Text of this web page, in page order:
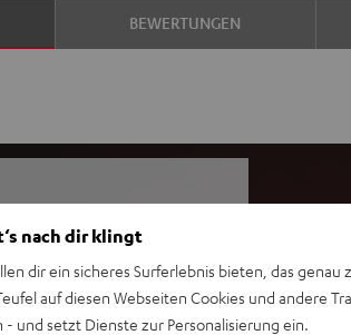
BEWERTUNGEN
wie der ROCKSTER
Partys klare Ansagen
nach dir klingt
dir ein sicheres Surferlebnis bieten, das genau
auf diesen Webseiten Cookies und andere
- und setzt Dienste zur Personalisierung ein.